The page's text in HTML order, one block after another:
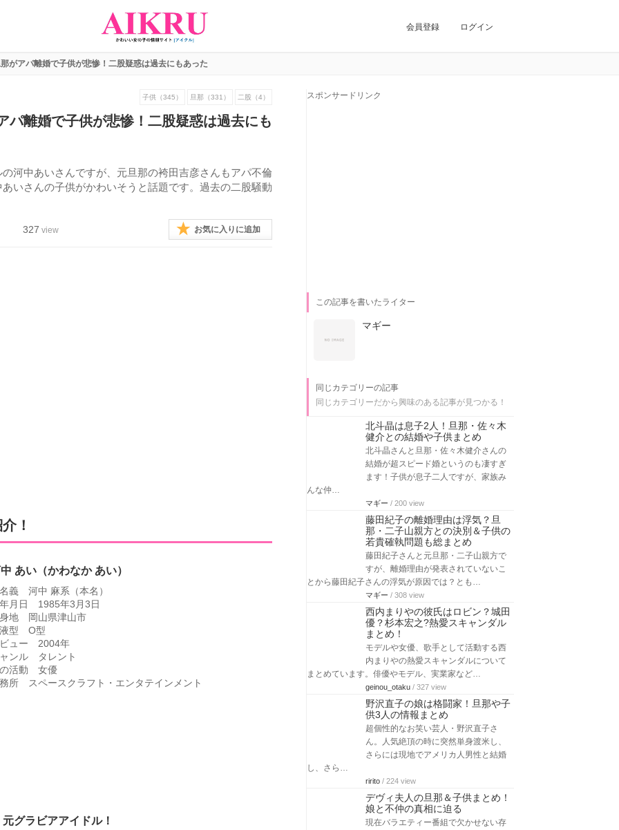
会員登録 ログイン
がアパ離婚で子供が悲惨！二股疑惑は過去にもあった
子供（345） 旦那（331） 二股（4）
パ離婚で子供が悲惨！二股疑惑は過去にも
河中あいさんですが、元旦那の袴田吉彦さんもアパ不倫
いさんの子供がかわいそうと話題です。過去の二股騒動
327 view お気に入りに追加
！
あい（かわなか あい）
義 河中 麻系（本名）
月日 1985年3月3日
地 岡山県津山市
型 O型
ュー 2004年
ンル タレント
活動 女優
所 スペースクラフト・エンタテインメント
元グラビアアイドル！
スポンサードリンク
この記事を書いたライター
マギー
同じカテゴリーの記事
同じカテゴリーだから興味のある記事が見つかる！
北斗晶は息子2人！旦那・佐々木
健介との結婚や子供まとめ
北斗晶さんと旦那・佐々木健介さんの
結婚が超スピード婚というのも凄すぎ
ます！子供が息子二人ですが、家族み
んな仲…
マギー / 200 view
藤田紀子の離婚理由は浮気？旦
那・二子山親方との決別＆子供の
若貴確執問題も総まとめ
藤田紀子さんと元旦那・二子山親方で
すが、離婚理由が発表されていないこ
とから藤田紀子さんの浮気が原因では？とも…
マギー / 308 view
西内まりやの彼氏はロビン？城田
優？杉本宏之?熱愛スキャンダル
まとめ！
モデルや女優、歌手として活動する西
内まりやの熱愛スキャンダルについて
まとめています。俳優やモデル、実業家など…
geinou_otaku / 327 view
野沢直子の娘は格闘家！旦那や子
供3人の情報まとめ
超個性的なお笑い芸人・野沢直子さ
ん。人気絶頂の時に突然単身渡米し、
さらには現地でアメリカ人男性と結婚
し、さら…
ririto / 224 view
デヴィ夫人の旦那＆子供まとめ！
娘と不仲の真相に迫る
現在バラエティー番組で欠かせない存